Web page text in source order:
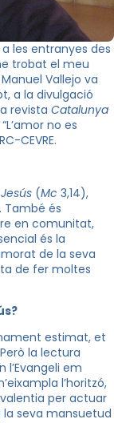
les entranyes des
trobat el meu
Vallejo va
a la divulgació
revista Catalunya
no es
CEVRE.
(Mc 3,14),
També és
en comunitat,
és la
de la seva
de fer moltes
estimat, et
la lectura
em
l’horitzó,
per actuar
seva mansuetud